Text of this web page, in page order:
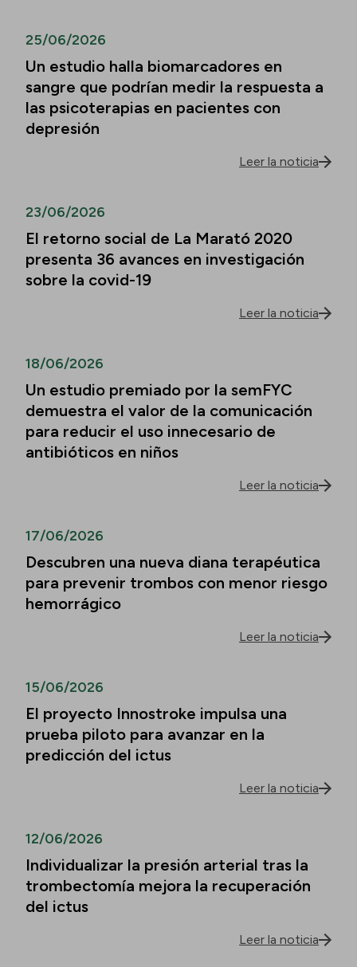
25/06/2026
Un estudio halla biomarcadores en
sangre que podrían medir la respuesta a
las psicoterapias en pacientes con
depresión
Leer la noticia
23/06/2026
El retorno social de La Marató 2020
presenta 36 avances en investigación
sobre la covid-19
Leer la noticia
18/06/2026
Un estudio premiado por la semFYC
demuestra el valor de la comunicación
para reducir el uso innecesario de
antibióticos en niños
Leer la noticia
17/06/2026
Descubren una nueva diana terapéutica
para prevenir trombos con menor riesgo
hemorrágico
Leer la noticia
15/06/2026
El proyecto Innostroke impulsa una
prueba piloto para avanzar en la
predicción del ictus
Leer la noticia
12/06/2026
Individualizar la presión arterial tras la
trombectomía mejora la recuperación
del ictus
Leer la noticia